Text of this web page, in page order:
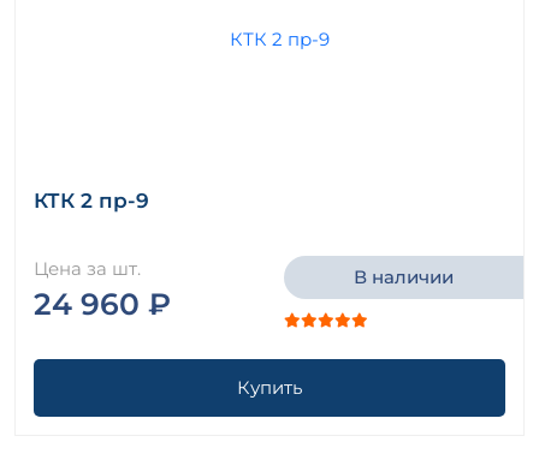
КТК 2 пр-9
Цена за шт.
24 960 ₽
В наличии
Купить